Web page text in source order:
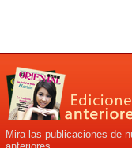
Mira las publicaciones de